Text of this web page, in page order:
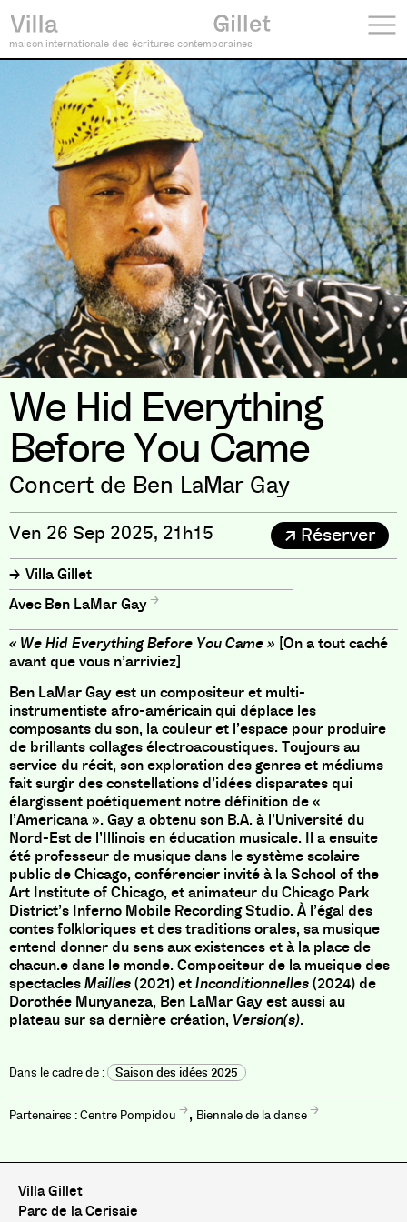
maison internationale des écritures contemporaines
We Hid Everything
Before You Came
Concert de Ben LaMar Gay
Ven 26 Sep 2025, 21h15 Réserver
Villa Gillet
Ben LaMar Gay
« We Hid Everything Before You Came » [On a tout caché
avant que vous n’arriviez]
Ben LaMar Gay est un compositeur et multi-
instrumentiste afro-américain qui déplace les
composants du son, la couleur et l’espace pour produire
de brillants collages électroacoustiques. Toujours au
service du récit, son exploration des genres et médiums
fait surgir des constellations d’idées disparates qui
élargissent poétiquement notre définition de «
l’Americana ». Gay a obtenu son B.A. à l’Université du
Nord-Est de l’Illinois en éducation musicale. Il a ensuite
été professeur de musique dans le système scolaire
public de Chicago, conférencier invité à la School of the
Art Institute of Chicago, et animateur du Chicago Park
District’s Inferno Mobile Recording Studio. À l’égal des
contes folkloriques et des traditions orales, sa musique
entend donner du sens aux existences et à la place de
chacun.e dans le monde. Compositeur de la musique des
spectaclesMailles(2021) etInconditionnelles(2024) de
Dorothée Munyaneza, Ben LaMar Gay est aussi au
plateau sur sa dernière création, Version(s).
Saison des idées 2025
Centre Pompidou , Biennale de la danse
Villa Gillet
Parc de la Cerisaie